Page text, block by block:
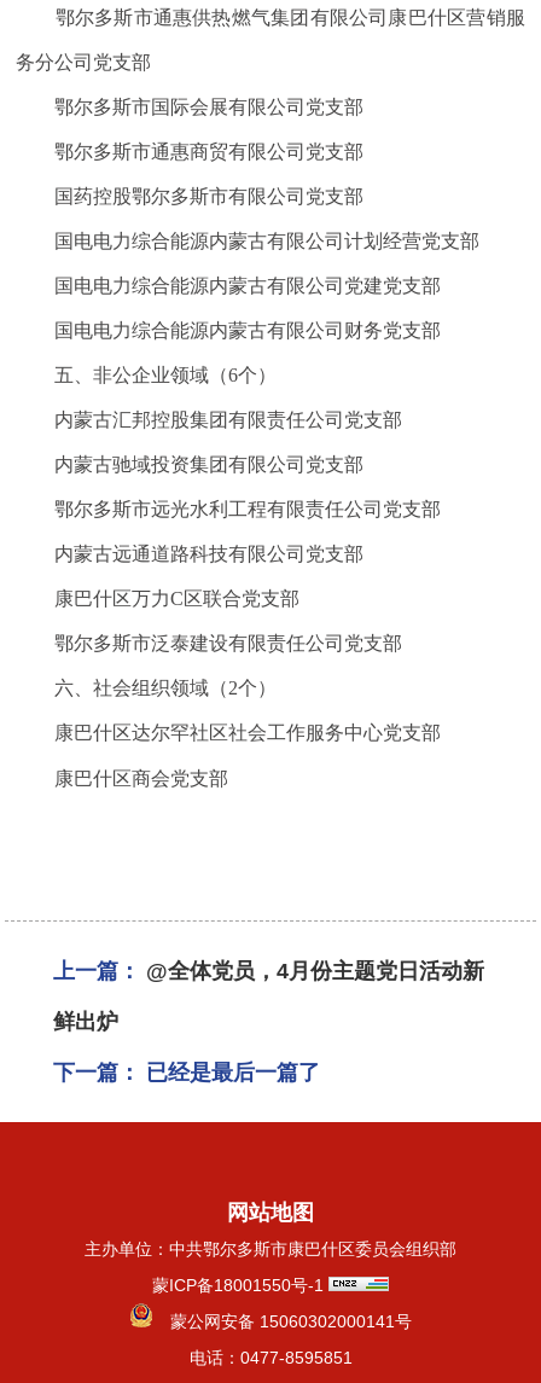
鄂尔多斯市通惠供热燃气集团有限公司康巴什区营销服
务分公司 党支部
鄂尔多斯市国际会展有限公司 党支部
鄂尔多斯市通惠商贸有限公司 党支部
国药控股鄂尔多斯市有限公司 党支部
国电电力综合能源内蒙古有限公司计划经营党支部
国电电力综合能源内蒙古有限公司 党建党支部
国电电力综合能源内蒙古有限公司财务党支部
五、非公企业领域（6个）
内蒙古汇邦控股集团有限责任公司党支部
内蒙古驰域投资集团有限公司党支部
鄂尔多斯市远光水利工程有限责任公司 党支部
内蒙古远通道路科技有限公司 党支部
康巴什区万力C区联合党支部
鄂尔多斯市泛泰建设有限责任公司 党支部
六、社会组织领域（2个）
康巴什区达尔罕社区社会工作服务中心党支部
康巴什区商会党支部
上一篇： @全体党员，4月份主题党日活动新
鲜出炉
下一篇： 已经是最后一篇了
网站地图
主办单位：中共鄂尔多斯市康巴什区委员会组织部
蒙ICP备18001550号-1
蒙公网安备 15060302000141号
电话：0477-8595851